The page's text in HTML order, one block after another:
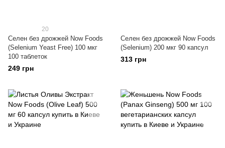
20
Селен без дрожжей Now Foods
(Selenium Yeast Free) 100 мкг
100 таблеток
249 грн
Селен без дрожжей Now Foods
(Selenium) 200 мкг 90 капсул
313 грн